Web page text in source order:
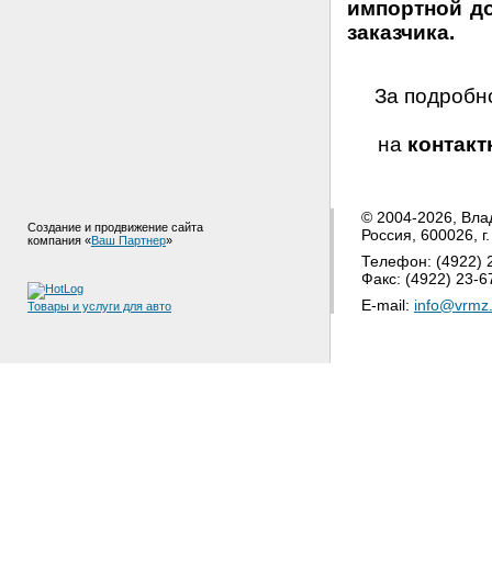
импортной
заказчика.
За
на
Создание и продвижение сайта
компания «Ваш Партнер»
Товары и услуги для авто
© 2004-2026,
Россия, 600026,
Телефон: (4922)
Факс: (4922) 23-
E-mail: